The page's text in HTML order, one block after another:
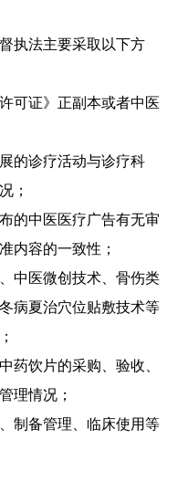
法主要采取以下方
证》正副本或者中医
诊疗活动与诊疗科
；
中医医疗广告有无审
内容的一致性；
医微创技术、骨伤类
病夏治穴位贴敷技术等
饮片的采购、验收、
理情况；
备管理、临床使用等